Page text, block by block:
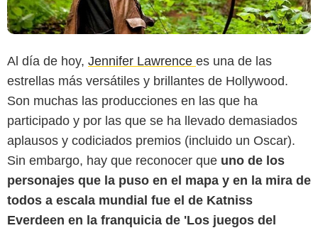
Al día de hoy, Jennifer Lawrence es una de las
estrellas más versátiles y brillantes de Hollywood.
Son muchas las producciones en las que ha
participado y por las que se ha llevado demasiados
aplausos y codiciados premios (incluido un Oscar).
Sin embargo, hay que reconocer que uno de los
personajes que la puso en el mapa y en la mira de
todos a escala mundial fue el de Katniss
Everdeen en la franquicia de 'Los juegos del
StudioCanal Deutschland